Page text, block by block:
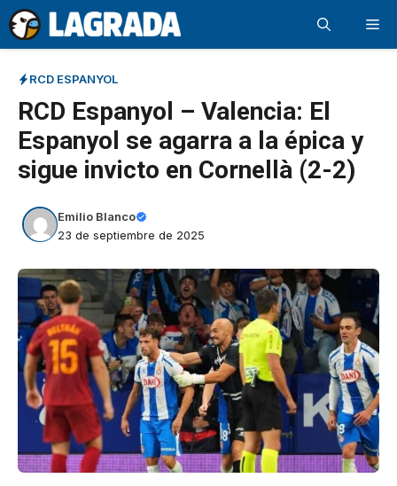
Saltar
al
contenido
RCD ESPANYOL
RCD Espanyol – Valencia: El
Espanyol se agarra a la épica y
sigue invicto en Cornellà (2-2)
Emilio Blanco
23 de septiembre de 2025